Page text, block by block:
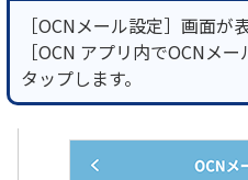
［OCNメール設定］画面が
［OCN アプリ内でOCNメ
タップします。